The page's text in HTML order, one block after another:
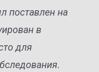
поставлен на
в
для